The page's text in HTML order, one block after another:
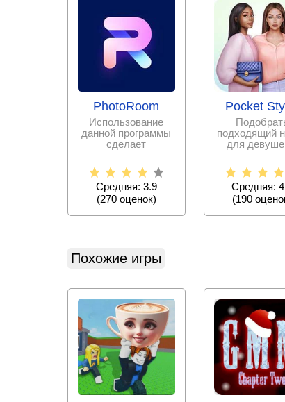
PhotoRoom
Использование
данной программы
сделает
фотографий
простым и
Средняя: 3.9
(270оценок)
Pocket
подходящий
для
непростое.
Испытайте
силы в
Средняя:
(190
Похожие игры